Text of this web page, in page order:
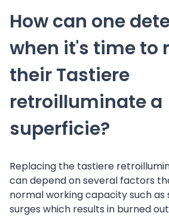
How can one
when it's time to
their Tastiere
retroilluminate a
superficie?
Replacing the tastiere
can depend on several factors
normal working capacity such as
surges which results in burned